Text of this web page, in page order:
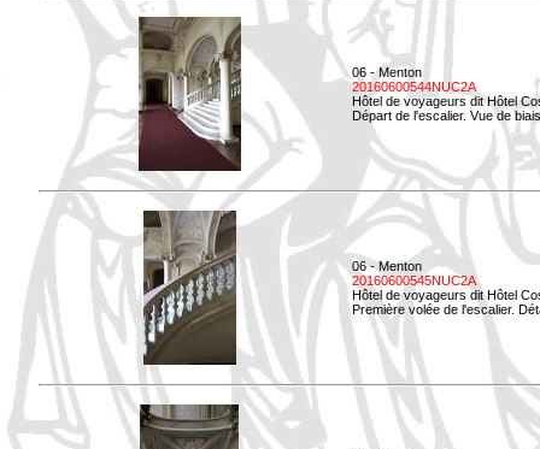
06 - Menton
20160600544NUC2A
Hôtel de voyageurs dit Hôtel
Départ de l'escalier. Vue de
06 - Menton
20160600545NUC2A
Hôtel de voyageurs dit Hôtel
Première volée de l'escalier.